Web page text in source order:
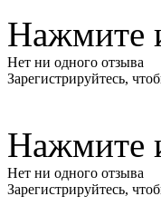
Нажмите
Нет ни одного отзыва
Зарегистрируйтесь,
Нажмите
Нет ни одного отзыва
Зарегистрируйтесь,